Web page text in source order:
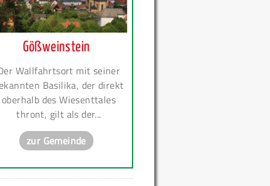
Gößweinstein
Wallfahrtsort mit seiner
Basilika, der direkt
oberhalb des Wiesenttales
thront, gilt als der...
zur Gemeinde